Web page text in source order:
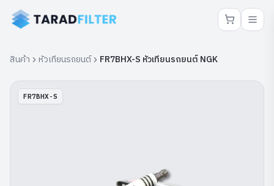
สินค้า หัวเทียนรถยนต์ FR7BHX-S หัวเทียนรถยนต์ NGK
FR7BHX-S